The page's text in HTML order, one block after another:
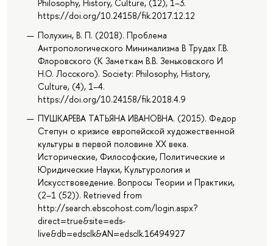
Philosophy, History, Culture, (12), 1–3.
https://doi.org/10.24158/fik.2017.12.12
Полухин, В. П. (2018). Проблема
Антропологического Минимализма В Трудах Г.В.
Флоровского (К Заметкам В.В. Зеньковского И
Н.О. Лосского). Society: Philosophy, History,
Culture, (4), 1–4.
https://doi.org/10.24158/fik.2018.4.9
ПУШКАРЕВА ТАТЬЯНА ИВАНОВНА. (2015). Федор
Степун о кризисе европейской художественной
культуры в первой половине XX века.
Исторические, Философские, Политические и
Юридические Науки, Культурология и
Искусствоведение. Вопросы Теории и Практики,
(2–1 (52)). Retrieved from
http://search.ebscohost.com/login.aspx?
direct=true&site=eds-
live&db=edsclk&AN=edsclk.16494927